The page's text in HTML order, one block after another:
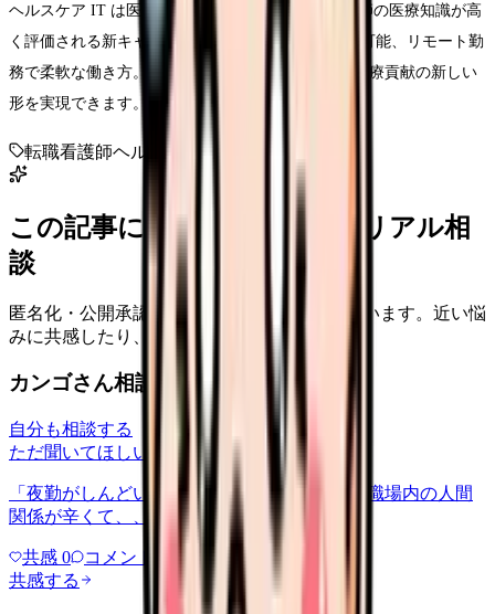
ヘルスケア IT は医療 DX 時代の成長産業で、看護師の医療知識が高
く評価される新キャリア。年収 500-1,000 万円超も可能、リモート勤
務で柔軟な働き方。IT リテラシーを高めながら、医療貢献の新しい
形を実現できます。
転職看護師ヘルスケアIT
この記事に近い看護師さんのリアル相
談
匿名化・公開承認済みの本音だけを表示しています。近い悩
みに共感したり、自分の状況を投稿できます。
カンゴさん相談室から共有された相談
自分も相談する
ただ聞いてほしい
relationships2026/6/13
「夜勤がしんどい」について相談したいです 職場内の人間
関係が辛くて、、、
共感 0 コメント
共感する